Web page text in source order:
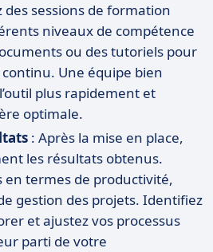
des sessions de formation
niveaux de compétence
ou des tutoriels pour
Une équipe bien
plus rapidement et
optimale.
: Après la mise en place,
les résultats obtenus.
en termes de productivité,
gestion des projets. Identifiez
et ajustez vos processus
parti de votre